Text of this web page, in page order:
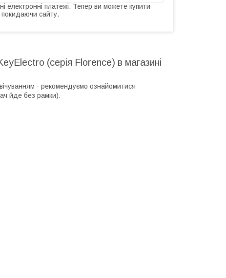
електронні платежі. Тепер ви можете купити
сайту.
(серія Florence) в магазині
- рекомендуємо ознайомитися
йде без рамки).